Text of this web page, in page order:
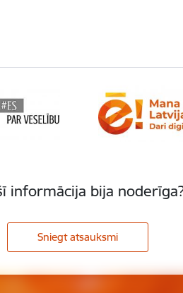
informācija bija
Sniegt atsauksmi